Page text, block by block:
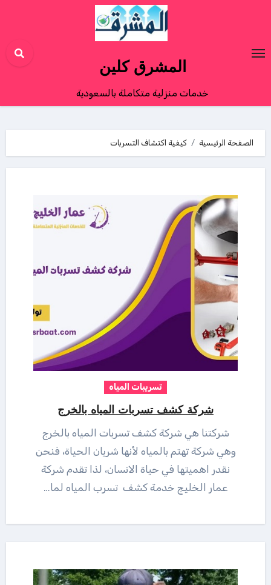
المشرق كلين
خدمات منزلية متكاملة بالسعودية
الصفحة الرئيسية كيفية اكتشاف التسربات
تسريبات المياه
شركة كشف تسربات المياه بالخرج
شركتنا هي شركة كشف تسربات المياه بالخرج
وهي شركة تهتم بالمياه لأنها شريان الحياة، فنحن
نقدر اهميتها في حياة الانسان، لذا تقدم شركة
عمار الخليج خدمة كشف تسرب المياه لما…